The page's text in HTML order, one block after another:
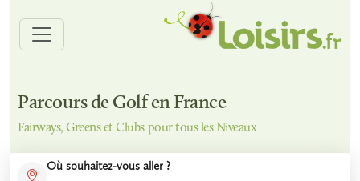
Parcours de Golf en France
Fairways, Greens et Clubs pour tous les Niveaux
Où souhaitez-vous aller ?